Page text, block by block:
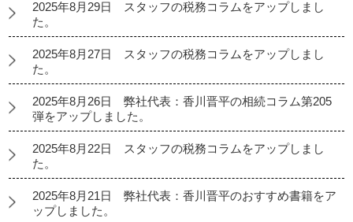
2025年8月29日 スタッフの税務コラムをアップしまし
た。
2025年8月27日 スタッフの税務コラムをアップしまし
た。
2025年8月26日 弊社代表：香川晋平の相続コラム第205
弾をアップしました。
2025年8月22日 スタッフの税務コラムをアップしまし
た。
2025年8月21日 弊社代表：香川晋平のおすすめ書籍をア
ップしました。